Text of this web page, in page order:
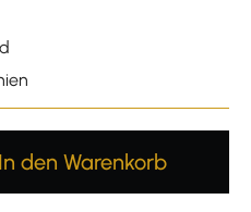
Gib den
In den Warenkorb